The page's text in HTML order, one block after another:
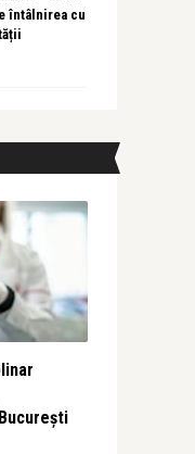
întâlnirea cu